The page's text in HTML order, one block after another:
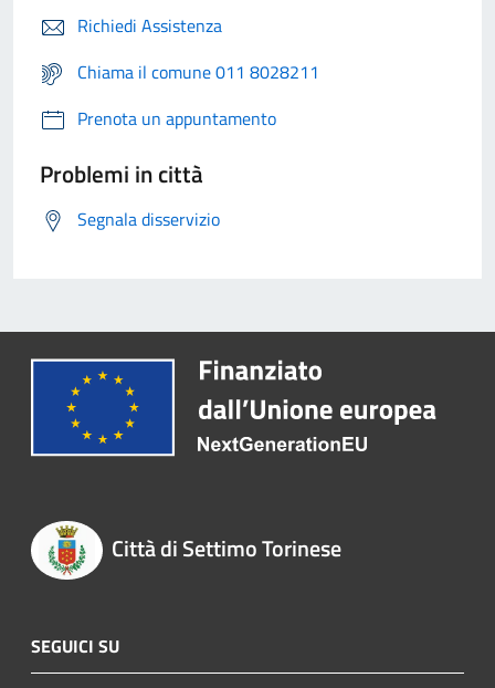
Richiedi Assistenza
Chiama il comune 011 8028211
Prenota un appuntamento
Problemi in città
Segnala disservizio
Città di Settimo Torinese
SEGUICI SU